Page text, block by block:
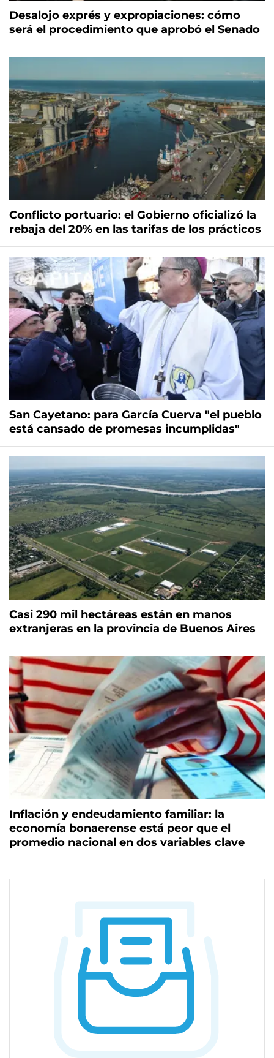
Desalojo exprés y expropiaciones: cómo
será el procedimiento que aprobó el Senado
Conflicto portuario: el Gobierno oficializó la
rebaja del 20% en las tarifas de los prácticos
San Cayetano: para García Cuerva "el pueblo
está cansado de promesas incumplidas"
Casi 290 mil hectáreas están en manos
extranjeras en la provincia de Buenos Aires
Inflación y endeudamiento familiar: la
economía bonaerense está peor que el
promedio nacional en dos variables clave